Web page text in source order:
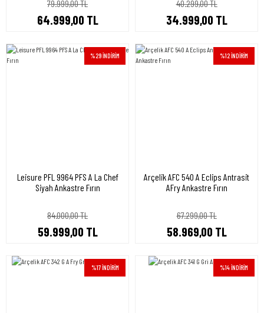
79.999,00 TL
64.999,00 TL
40.299,00 TL
34.999,00 TL
%29 İNDİRİM
Leisure PFL 9964 PFS A La Chef
Siyah Ankastre Fırın
84.000,00 TL
59.999,00 TL
%12 İNDİRİM
Arçelik AFC 540 A Eclips Antrasit
AFry Ankastre Fırın
67.299,00 TL
58.969,00 TL
%17 İNDİRİM %14 İNDİRİM